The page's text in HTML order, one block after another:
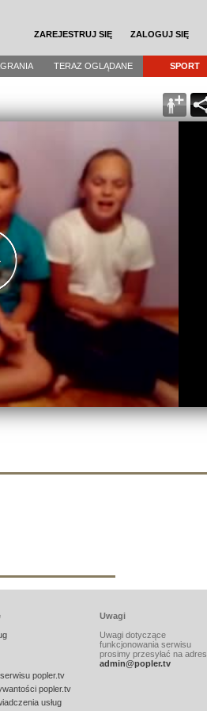
ZAREJESTRUJ SIĘ ZALOGUJ SIĘ
TERAZ OGLĄDANE SPORT
popler.tv
popler.tv
usług
Uwagi
Uwagi dotyczące
funkcjonowania serwisu
prosimy przesyłać na adres
admin@popler.tv